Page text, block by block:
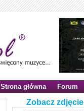
Strona główna Forum
Zobacz zdjęcie